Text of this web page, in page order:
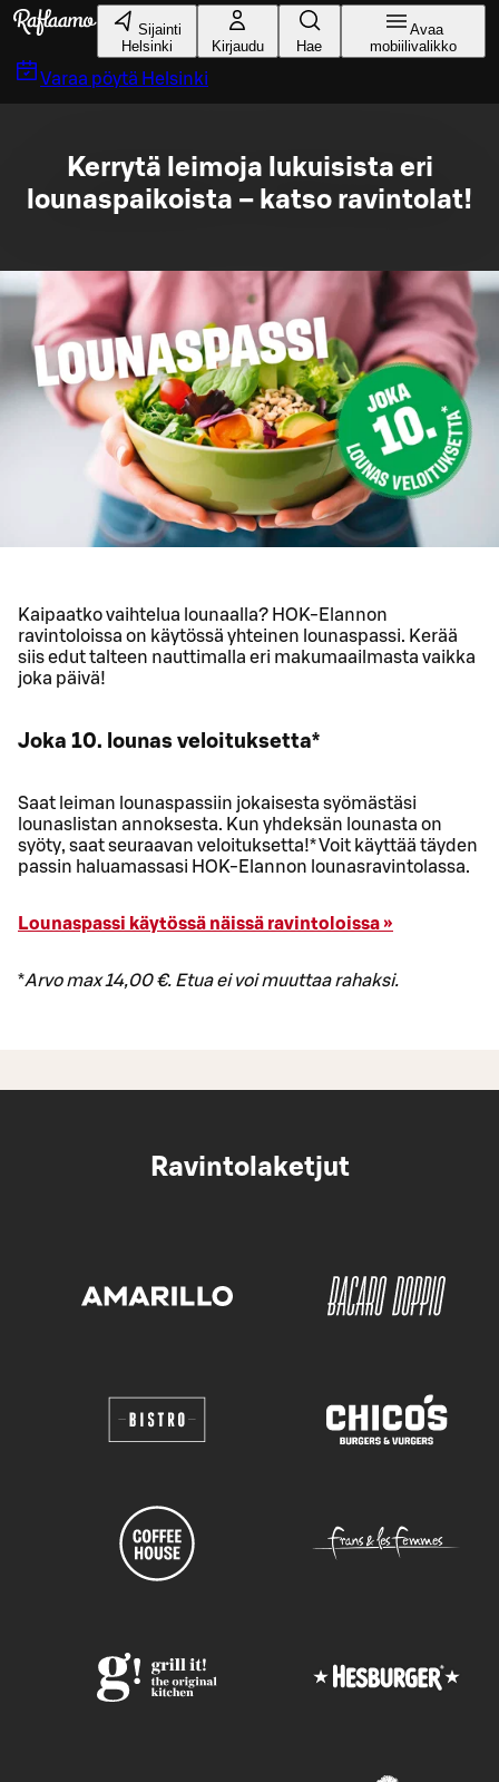
Siirry pääsisältöön
Sijainti
Helsinki
Kirjaudu Hae
Avaa
mobiilivalikko
Varaa pöytä Helsinki
Kerrytä leimoja lukuisista eri
lounaspaikoista – katso ravintolat!
Kaipaatko vaihtelua lounaalla? HOK-Elannon
ravintoloissa on käytössä yhteinen lounaspassi. Kerää
siis edut talteen nauttimalla eri makumaailmasta vaikka
joka päivä!
Joka 10. lounas veloituksetta*
Saat leiman lounaspassiin jokaisesta syömästäsi
lounaslistan annoksesta. Kun yhdeksän lounasta on
syöty, saat seuraavan veloituksetta!* Voit käyttää täyden
passin haluamassasi HOK-Elannon lounasravintolassa.
Lounaspassi käytössä näissä ravintoloissa »
*Arvo max 14,00 €. Etua ei voi muuttaa rahaksi.
Ravintolaketjut